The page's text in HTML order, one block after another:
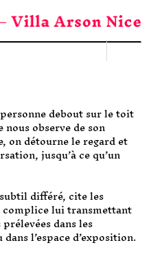
debout sur le toit
observe de son
on détourne le regard et
jusqu’à ce qu’un
différé, cite les
complice lui transmettant
dans les
l’espace d’exposition.